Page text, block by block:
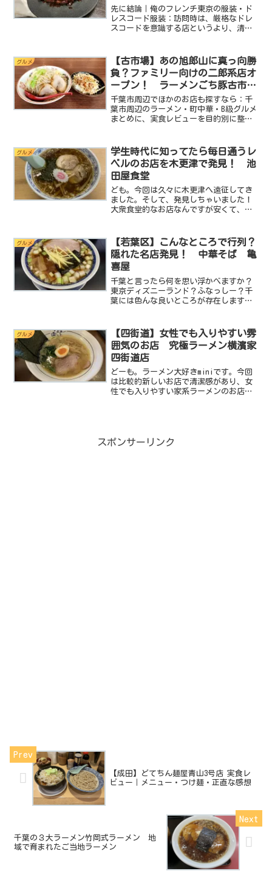
先に結論｜俺のフレンチ東京の服装・ド
レスコード服装：訪問時は、厳格なドレ
スコードを意識する店というより、清潔
放題コースを考えるなら、来店前に席・
コースの空きを確認してお...
グルメ
【古市場】あの旭郎山に真っ向勝
負？ファミリー向けの二郎系店オ
ープン！ ラーメンごち豚古市場
店
千葉市周辺でほかのお店も探すなら：千
葉市周辺のラーメン・町中華・B級グルメ
まとめに、実食レビューを目的別に整理
のお店はオープン前から気になってい
て、前を通る度に「早くオ...
グルメ
学生時代に知ってたら毎日通うレ
ベルのお店を木更津で発見！ 池
田屋食堂
ども。今回は久々に木更津へ遠征してき
ました。そして、発見しちゃいました！
大衆食堂的なお店なんですが安くて、う
あったならきっと放課後に毎日通ってた
と思うんですよ。そんな素...
グルメ
【若葉区】こんなところで行列？
隠れた名店発見！ 中華そば 亀
喜屋
千葉と言ったら何を思い浮かべますか？
東京ディズニーランド？ふなっしー？千
葉には色んな良いところが存在します
街のピーナッツ。美味しんですよね。八
街のピーナッツ。食べ始...
グルメ
【四街道】女性でも入りやすい雰
囲気のお店 究極ラーメン横濱家
四街道店
どーも。ラーメン大好きminiです。今回
は比較的新しいお店で清潔感があり、女
性でも入りやすい家系ラーメンのお店を
スポンサーリンク
【成田】どてちん麺屋青山3号店 実食レ
ビュー｜メニュー・つけ麺・正直な感想
千葉の３大ラーメン竹岡式ラーメン 地
域で育まれたご当地ラーメン